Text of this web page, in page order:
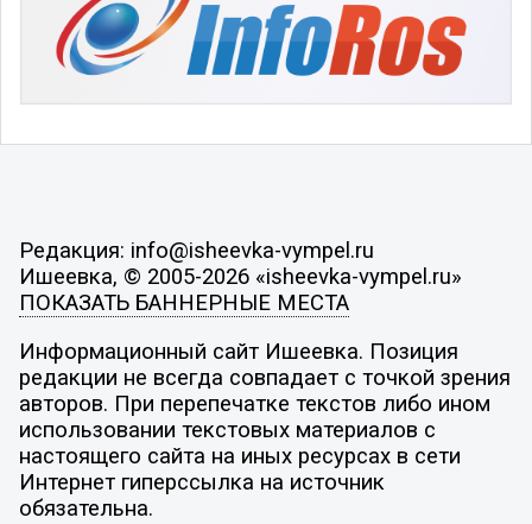
Редакция: info@isheevka-vympel.ru
Ишеевка, © 2005-2026 «isheevka-vympel.ru»
ПОКАЗАТЬ БАННЕРНЫЕ МЕСТА
Информационный сайт Ишеевка. Позиция
редакции не всегда совпадает с точкой зрения
авторов. При перепечатке текстов либо ином
использовании текстовых материалов с
настоящего сайта на иных ресурсах в сети
Интернет гиперссылка на источник
обязательна.